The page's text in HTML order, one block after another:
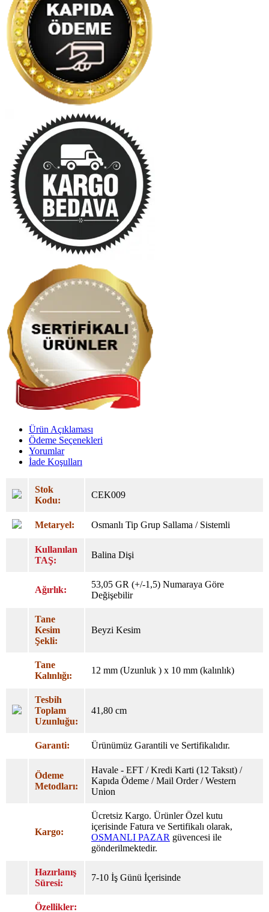
Ürün Açıklaması
Ödeme Seçenekleri
Yorumlar
İade Koşulları
Stok
Kodu:
CEK009
Metaryel: Osmanlı Tip Grup Sallama / Sistemli
Kullanılan
TAŞ:
Balina Dişi
Ağırlık:
53,05 GR (+/-1,5) Numaraya Göre
Değişebilir
Tane
Kesim
Şekli:
Beyzi Kesim
Tane
Kalınlığı:
12 mm (Uzunluk ) x 10 mm (kalınlık)
Tesbih
Toplam
Uzunluğu:
41,80 cm
Garanti: Ürünümüz Garantili ve Sertifikalıdır.
Ödeme
Metodları:
Havale - EFT / Kredi Karti (12 Taksıt) /
Kapıda Ödeme / Mail Order / Western
Union
Kargo:
Ücretsiz Kargo. Ürünler Özel kutu
içerisinde Fatura ve Sertifikalı olarak,
OSMANLI PAZAR güvencesi ile
gönderilmektedir.
Hazırlanış
Süresi:
7-10 İş Günü İçerisinde
Özellikler: